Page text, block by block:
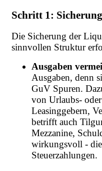
Schritt 1:
Die Sicherung der
sinnvollen Struktur
Ausgaben
Ausgaben, denn
GuV Spuren.
von Urlaubs-
Leasinggebern,
betrifft auch
Mezzanine,
wirkungsvoll -
Steuerzahlungen.